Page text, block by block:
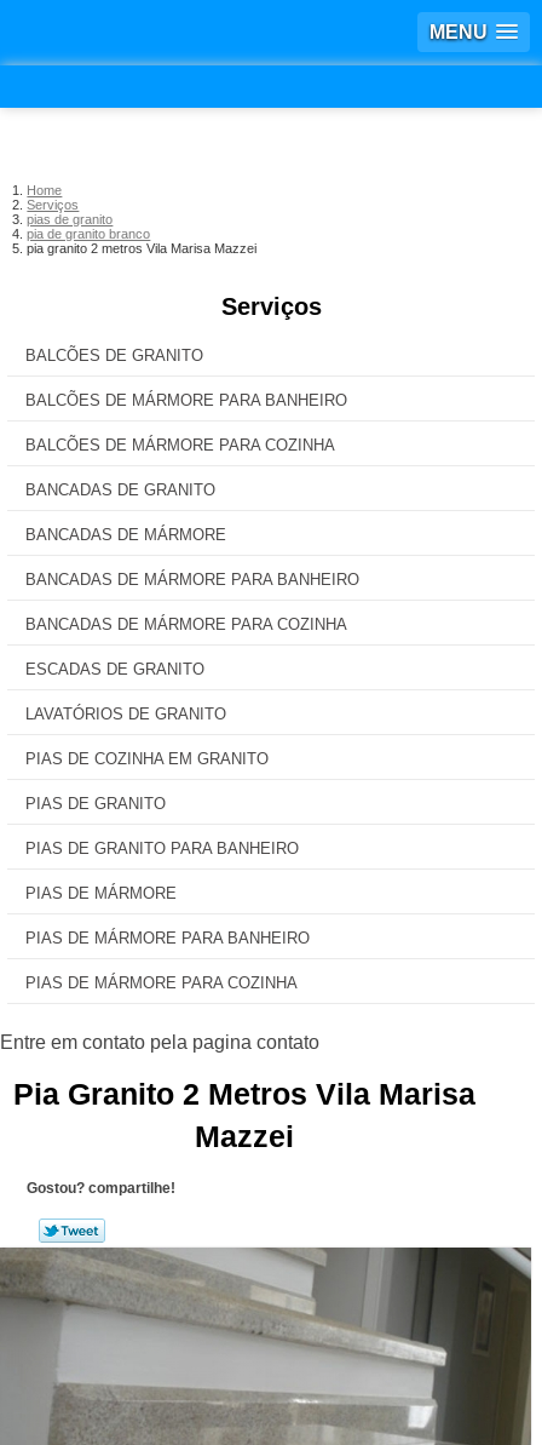
MENU
Home
Serviços
pias de granito
pia de granito branco
pia granito 2 metros Vila Marisa Mazzei
Serviços
BALCÕES DE GRANITO
BALCÕES DE MÁRMORE PARA BANHEIRO
BALCÕES DE MÁRMORE PARA COZINHA
BANCADAS DE GRANITO
BANCADAS DE MÁRMORE
BANCADAS DE MÁRMORE PARA BANHEIRO
BANCADAS DE MÁRMORE PARA COZINHA
ESCADAS DE GRANITO
LAVATÓRIOS DE GRANITO
PIAS DE COZINHA EM GRANITO
PIAS DE GRANITO
PIAS DE GRANITO PARA BANHEIRO
PIAS DE MÁRMORE
PIAS DE MÁRMORE PARA BANHEIRO
PIAS DE MÁRMORE PARA COZINHA
Pia Granito 2 Metros Vila Marisa
Mazzei
Gostou? compartilhe!